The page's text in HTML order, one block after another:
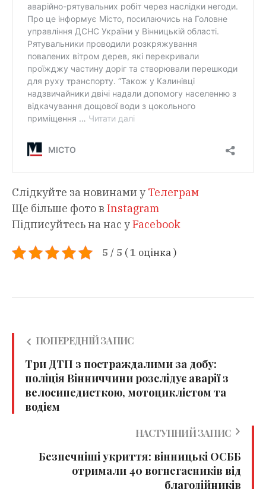
Слідкуйте за новинами у Телеграм
Ще більше фото в Instagram
Підписуйтесь на нас уFacebook
5 / 5 (1 оцінка)
ПОПЕРЕДНІЙ ЗАПИС
Три ДТП з постраждалими за добу:
поліція Вінниччини розслідує аварії з
велосипедисткою, мотоциклістом та
водієм
НАСТУПНИЙ ЗАПИС
Безпечніші укриття: вінницькі ОСББ
отримали 40 вогнегасників від
благодійників